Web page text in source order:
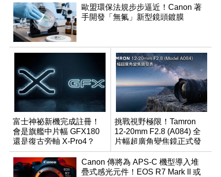
歐盟環保法規步步逼近！Canon 著
手開發「無氟」新型鏡頭鍍膜
富士神祕新機完成註冊！
會是旗艦中片幅 GFX180
還是復古旁軸 X-Pro4？
挑戰視野極限！Tamron
12-20mm F2.8 (A084) 全
片幅超廣角變焦鏡正式發
表
Canon 傳將為 APS-C 機型導入堆
疊式感光元件！EOS R7 Mark II 或